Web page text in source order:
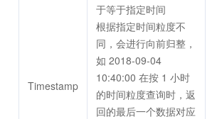
Timestamp
于等于指定时间
根据指定时间粒度不
同，会进行向前归整，
如 2018-09-04
10:40:00 在按 1 小时
的时间粒度查询时，返
回的最后一个数据对应